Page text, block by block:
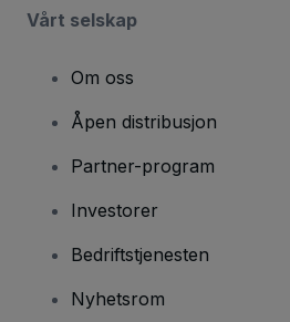
Vårt selskap
Om oss
Åpen distribusjon
Partner-program
Investorer
Bedriftstjenesten
Nyhetsrom